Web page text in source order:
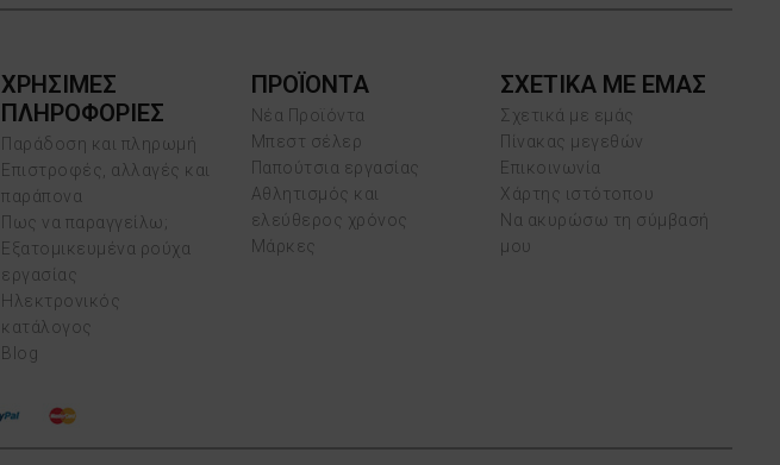
ΧΡΗΣΙΜΕΣ
ΠΛΗΡΟΦΟΡΙΕΣ
Παράδοση και πληρωμή
Επιστροφές, αλλαγές και
παράπονα
Πως να παραγγείλω;
Εξατομικευμένα ρούχα
εργασίας
Ηλεκτρονικός
κατάλογος
Blog
ΠΡΟΪΌΝΤΑ
Νέα Προϊόντα
Μπεστ σέλερ
Παπούτσια εργασίας
Αθλητισμός και
ελεύθερος χρόνος
Μάρκες
ΣΧΕΤΙΚΑ ΜΕ ΕΜΑΣ
Σχετικά με εμάς
Πίνακας μεγεθών
Επικοινωνία
Χάρτης ιστότοπου
Να ακυρώσω τη σύμβασή
μου